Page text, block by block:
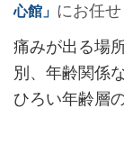
心館」 にお任せ
痛みが出る場所
別、年齢関係
ひろい年齢層